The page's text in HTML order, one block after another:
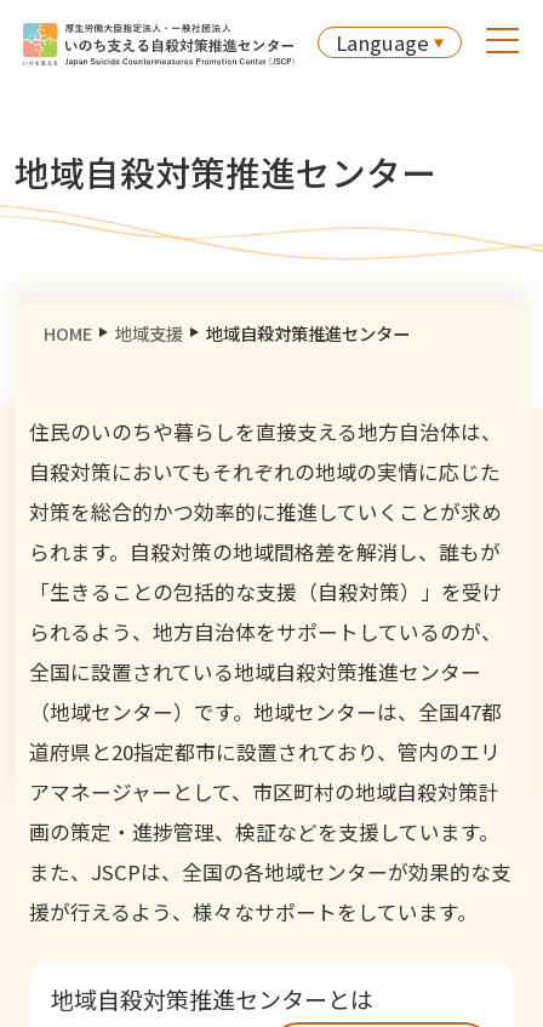
Language
地域自殺対策推進センター
HOME 地域支援 地域自殺対策推進センター
住民のいのちや暮らしを直接支える地方自治体は、
自殺対策においてもそれぞれの地域の実情に応じた
対策を総合的かつ効率的に推進していくことが求め
られます。自殺対策の地域間格差を解消し、誰もが
「生きることの包括的な支援（自殺対策）」を受け
られるよう、地方自治体をサポートしているのが、
全国に設置されている地域自殺対策推進センター
（地域センター）です。地域センターは、全国47都
道府県と20指定都市に設置されており、管内のエリ
アマネージャーとして、市区町村の地域自殺対策計
画の策定・進捗管理、検証などを支援しています。
また、JSCPは、全国の各地域センターが効果的な支
援が行えるよう、様々なサポートをしています。
地域自殺対策推進センターとは